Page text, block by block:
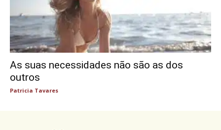
As suas necessidades não são as dos
outros
Patricia Tavares